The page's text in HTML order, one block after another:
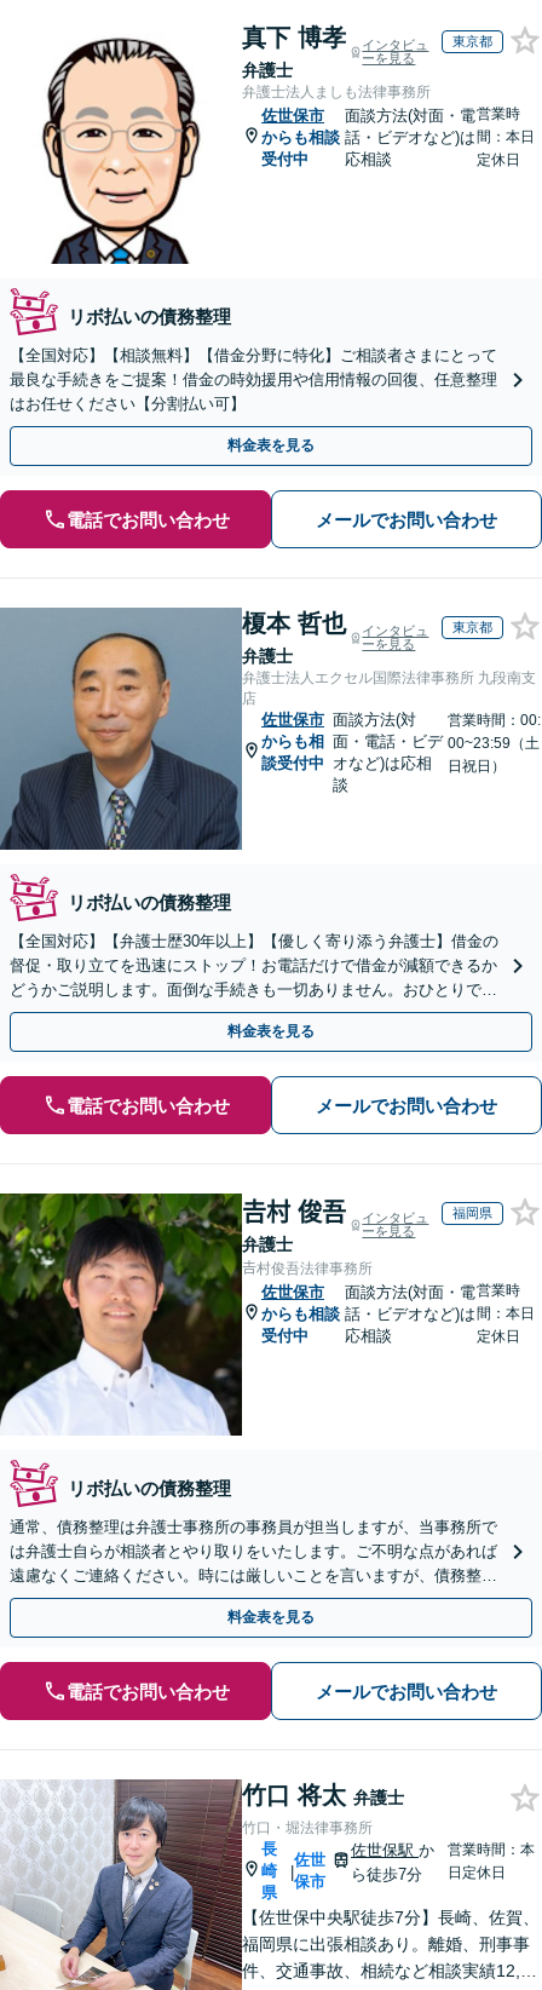
真下 博孝
弁護士
インタビュ
ーを見る
東京都
弁護士法人ましも法律事務所
佐世保市
からも相談
受付中
面談方法(対面・電
話・ビデオなど)は
応相談
営業時
間：本日
定休日
リボ払いの債務整理
【全国対応】【相談無料】【借金分野に特化】ご相談者さまにとって
最良な手続きをご提案！借金の時効援用や信用情報の回復、任意整理
はお任せください【分割払い可】
料金表を見る
電話でお問い合わせ メールでお問い合わせ
榎本 哲也
弁護士
インタビュ
ーを見る
東京都
弁護士法人エクセル国際法律事務所 九段南支
店
佐世保市
からも相
談受付中
面談方法(対
面・電話・ビデ
オなど)は応相
談
営業時間：00:
00~23:59（土
日祝日）
リボ払いの債務整理
【全国対応】【弁護士歴30年以上】【優しく寄り添う弁護士】借金の
督促・取り立てを迅速にストップ！お電話だけで借金が減額できるか
どうかご説明します。面倒な手続きも一切ありません。おひとりで悩
まず、お気軽にご相談ください。【電話相談可】
料金表を見る
電話でお問い合わせ メールでお問い合わせ
𠮷村 俊吾
弁護士
インタビュ
ーを見る
福岡県
𠮷村俊吾法律事務所
佐世保市
からも相談
受付中
面談方法(対面・電
話・ビデオなど)は
応相談
営業時
間：本日
定休日
リボ払いの債務整理
通常、債務整理は弁護士事務所の事務員が担当しますが、当事務所で
は弁護士自らが相談者とやり取りをいたします。ご不明な点があれば
遠慮なくご連絡ください。時には厳しいことを言いますが、債務整理
には相談者様のご協力が必要不可欠です。
料金表を見る
電話でお問い合わせ メールでお問い合わせ
竹口 将太 弁護士
竹口・堀法律事務所
長
崎
県
|
佐世
保市
佐世保駅か
ら徒歩7分
営業時間：本
日定休日
【佐世保中央駅徒歩7分】長崎、佐賀、
福岡県に出張相談あり。離婚、刑事事
件、交通事故、相続など相談実績12,00